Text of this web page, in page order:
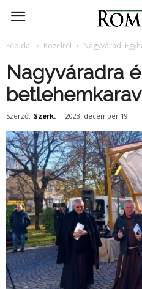
RomKat.ro
Főoldal Közelről Nagyváradi
Nagyváradra
Szerző: Szerk. - 2023. december 19.